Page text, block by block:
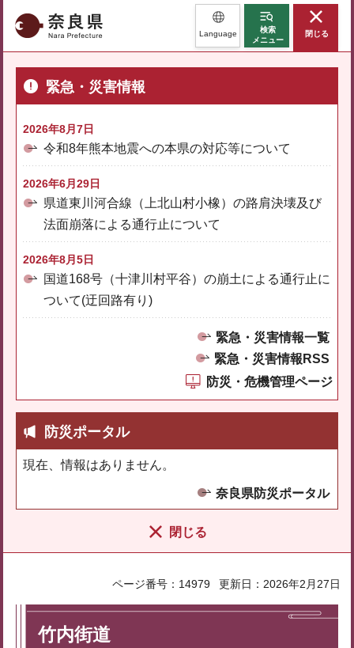
奈良県 Language
検索
メニュー
閉じる
緊急・災害情報
2026年8月7日
令和8年熊本地震への本県の対応等について
2026年6月29日
県道東川河合線（上北山村小橡）の路肩決壊及び
法面崩落による通行止について
2026年8月5日
国道168号（十津川村平谷）の崩土による通行止に
ついて(迂回路有り)
緊急・災害情報一覧
緊急・災害情報RSS
防災・危機管理ページ
防災ポータル
現在、情報はありません。
奈良県防災ポータル
閉じる
ページ番号：14979 更新日：2026年2月27日
竹内街道